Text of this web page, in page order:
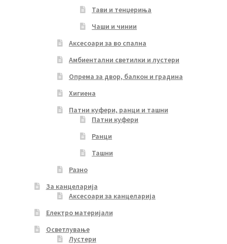
Тави и тенџериња
Чаши и чинии
Аксесоари за во спална
Амбиентални светилки и лустери
Опрема за двор, балкон и градина
Хигиена
Патни куфери, ранци и ташни
Патни куфери
Ранци
Ташни
Разно
За канцеларија
Аксесоари за канцеларија
Електро материјали
Осветлување
Лустери